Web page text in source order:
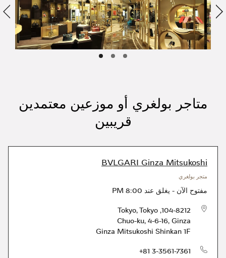
التالي
متاجر بولغري أو موزعين معتمدين
قريبين
BVLGARI Ginza Mitsukoshi
متجر بولغري
مفتوح الآن - يغلق عند 8:00 PM
104-8212
,
Tokyo,Tokyo
Chuo-ku, 4-6-16, Ginza
Ginza Mitsukoshi Shinkan 1F
+81 3-3561-7361